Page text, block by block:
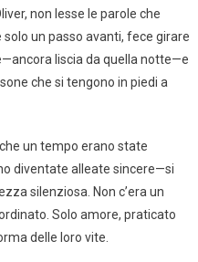
non lesse le parole che
un passo avanti, fece girare
liscia da quella notte—e
che si tengono in piedi a
un tempo erano state
diventate alleate sincere—si
silenziosa. Non c’era un
Solo amore, praticato
delle loro vite.